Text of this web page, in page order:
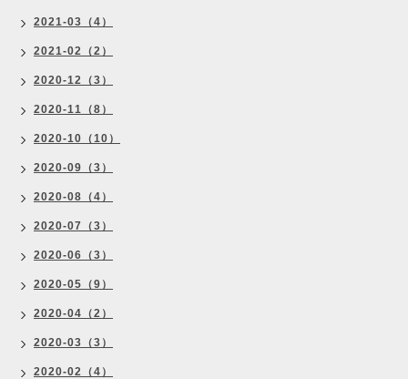
2021-03（4）
2021-02（2）
2020-12（3）
2020-11（8）
2020-10（10）
2020-09（3）
2020-08（4）
2020-07（3）
2020-06（3）
2020-05（9）
2020-04（2）
2020-03（3）
2020-02（4）